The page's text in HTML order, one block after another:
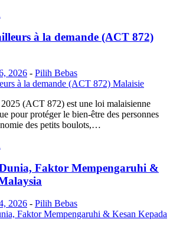
à la demande (ACT 872)
2026 - Pilih Bebas
(ACT 872) est une loi malaisienne
pour protéger le bien-être des personnes
des petits boulots,…
Faktor Mempengaruhi &
2026 - Pilih Bebas